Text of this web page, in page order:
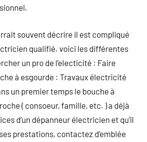
souvent décrire il est compliqué
qualifié. voici les différentes
un pro de l’electicité : Faire
à esgourde : Travaux électricité
un premier temps le bouche à
( consoeur, famille, etc. ) a déjà
d’un dépanneur électricien et qu’il
prestations, contactez d’emblée